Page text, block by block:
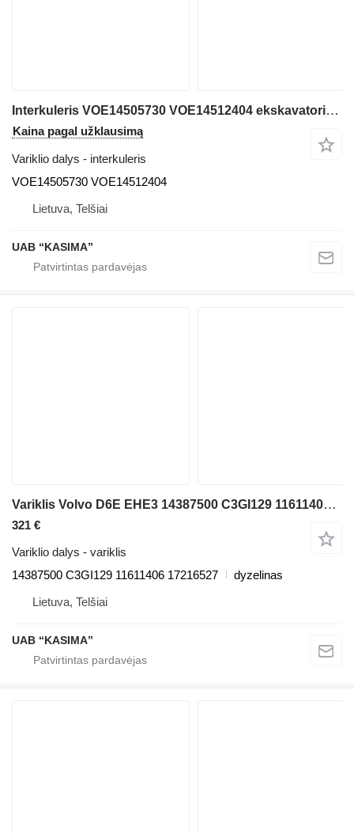
Interkuleris VOE14505730 VOE14512404 ekskavatoriaus Volvo EC210BLC
Kaina pagal užklausimą
Variklio dalys - interkuleris
VOE14505730 VOE14512404
Lietuva, Telšiai
UAB “KASIMA”
Variklis Volvo D6E EHE3 14387500 C3GI129 11611406 17216527 ekskavatoriaus Volvo EW230C
321 €
Variklio dalys - variklis
14387500 C3GI129 11611406 17216527
dyzelinas
Lietuva, Telšiai
UAB “KASIMA”